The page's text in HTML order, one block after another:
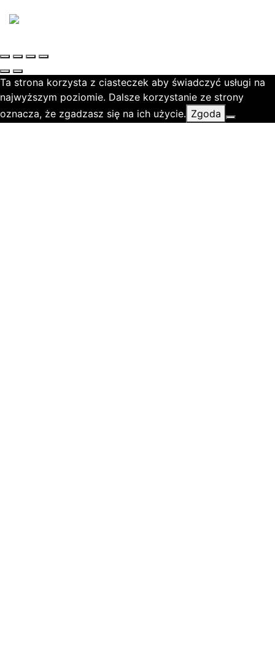
Ta strona korzysta z ciasteczek aby świadczyć usługi na
najwyższym poziomie. Dalsze korzystanie ze strony
oznacza, że zgadzasz się na ich użycie. Zgoda